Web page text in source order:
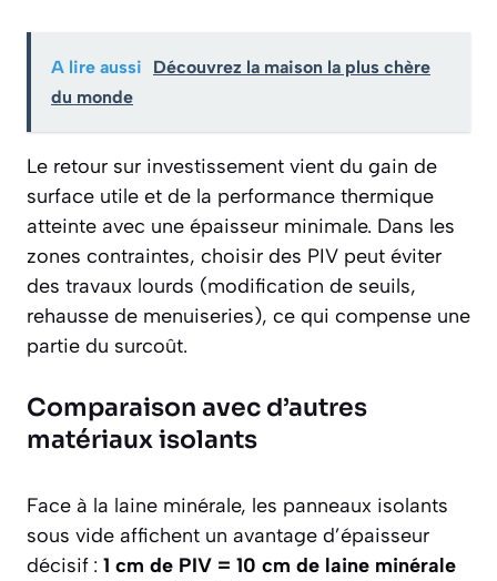
A lire aussi
Découvrez la maison la plus chère
du monde
Le retour sur investissement vient du gain de
surface utile et de la performance thermique
atteinte avec une épaisseur minimale. Dans les
zones contraintes, choisir des PIV peut éviter
des travaux lourds (modification de seuils,
rehausse de menuiseries), ce qui compense une
partie du surcoût.
Comparaison avec d’autres
matériaux isolants
Face à la laine minérale, les panneaux isolants
sous vide affichent un avantage d’épaisseur
décisif : 1 cm de PIV = 10 cm de laine minérale